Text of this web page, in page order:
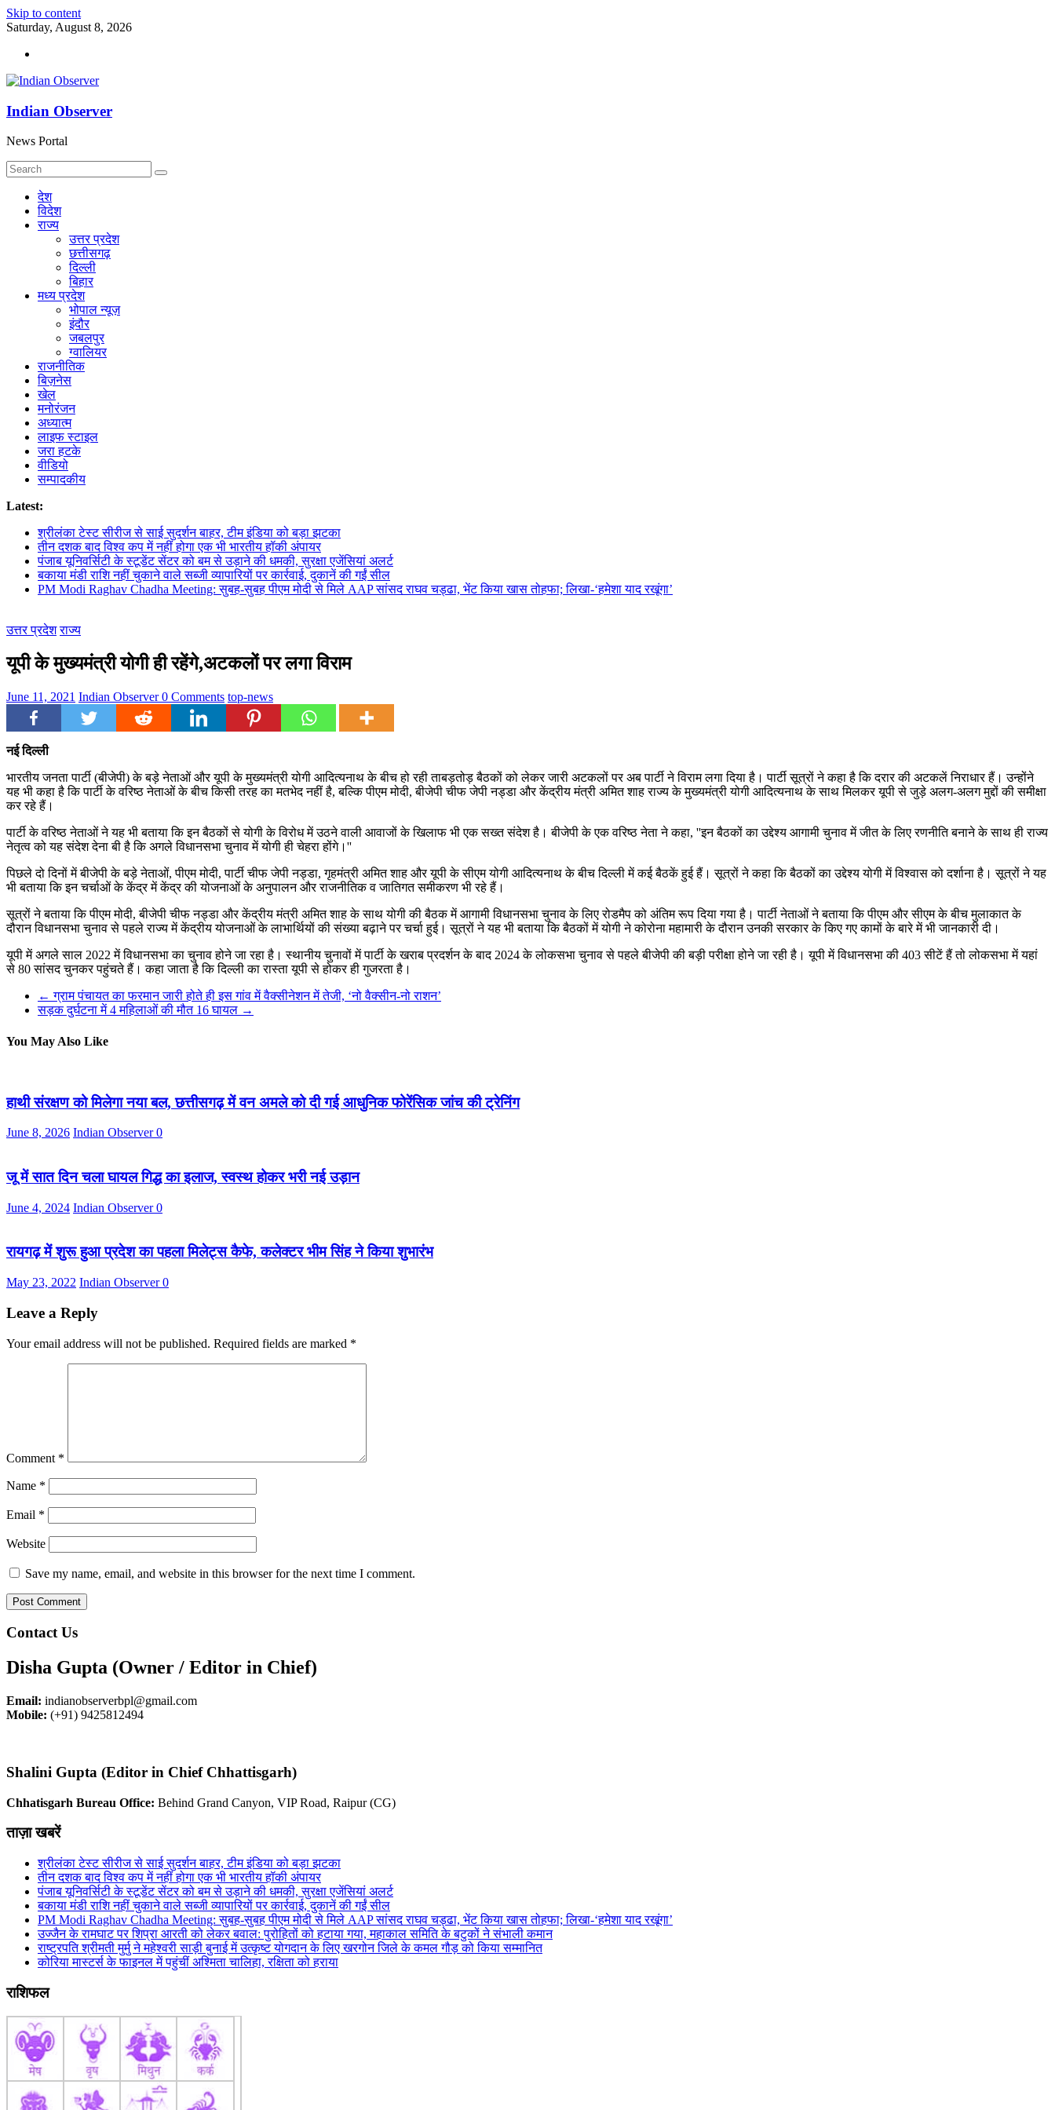
Skip to content
Saturday, August 8, 2026
Indian Observer
News Portal
देश
विदेश
राज्य
उत्तर प्रदेश
छत्तीसगढ़
दिल्ली
बिहार
मध्य प्रदेश
भोपाल न्यूज़
इंदौर
जबलपुर
ग्वालियर
राजनीतिक
बिज़नेस
खेल
मनोरंजन
अध्यात्म
लाइफ स्टाइल
जरा हटके
वीडियो
सम्पादकीय
Latest:
श्रीलंका टेस्ट सीरीज से साई सुदर्शन बाहर, टीम इंडिया को बड़ा झटका
तीन दशक बाद विश्व कप में नहीं होगा एक भी भारतीय हॉकी अंपायर
पंजाब यूनिवर्सिटी के स्टूडेंट सेंटर को बम से उड़ाने की धमकी, सुरक्षा एजेंसियां अलर्ट
बकाया मंडी राशि नहीं चुकाने वाले सब्जी व्यापारियों पर कार्रवाई, दुकानें की गईं सील
PM Modi Raghav Chadha Meeting: सुबह-सुबह पीएम मोदी से मिले AAP सांसद राघव चड्ढा, भेंट किया खास तोहफा; लिखा-‘हमेशा याद रखूंगा’
उत्तर प्रदेश राज्य
यूपी के मुख्यमंत्री योगी ही रहेंगे,अटकलों पर लगा विराम
June 11, 2021 Indian Observer0 Comments top-news
नई दिल्ली
भारतीय जनता पार्टी (बीजेपी) के बड़े नेताओं और यूपी के मुख्यमंत्री योगी आदित्यनाथ के बीच हो रही ताबड़तोड़ बैठकों को लेकर जारी अटकलों पर अब पार्टी ने विराम लगा दिया है। पार्टी सूत्रों ने कहा है कि दरार की अटकलें निराधार हैं। उन्होंने
यह भी कहा है कि पार्टी के वरिष्ठ नेताओं के बीच किसी तरह का मतभेद नहीं है, बल्कि पीएम मोदी, बीजेपी चीफ जेपी नड्डा और केंद्रीय मंत्री अमित शाह राज्य के मुख्यमंत्री योगी आदित्यनाथ के साथ मिलकर यूपी से जुड़े अलग-अलग मुद्दों की समीक्षा
कर रहे हैं।
पार्टी के वरिष्ठ नेताओं ने यह भी बताया कि इन बैठकों से योगी के विरोध में उठने वाली आवाजों के खिलाफ भी एक सख्त संदेश है। बीजेपी के एक वरिष्ठ नेता ने कहा, ''इन बैठकों का उद्देश्य आगामी चुनाव में जीत के लिए रणनीति बनाने के साथ ही राज्य
नेतृत्व को यह संदेश देना बी है कि अगले विधानसभा चुनाव में योगी ही चेहरा होंगे।''
पिछले दो दिनों में बीजेपी के बड़े नेताओं, पीएम मोदी, पार्टी चीफ जेपी नड्डा, गृहमंत्री अमित शाह और यूपी के सीएम योगी आदित्यनाथ के बीच दिल्ली में कई बैठकें हुई हैं। सूत्रों ने कहा कि बैठकों का उद्देश्य योगी में विश्वास को दर्शाना है। सूत्रों ने यह
भी बताया कि इन चर्चाओं के केंद्र में केंद्र की योजनाओं के अनुपालन और राजनीतिक व जातिगत समीकरण भी रहे हैं।
सूत्रों ने बताया कि पीएम मोदी, बीजेपी चीफ नड्डा और केंद्रीय मंत्री अमित शाह के साथ योगी की बैठक में आगामी विधानसभा चुनाव के लिए रोडमैप को अंतिम रूप दिया गया है। पार्टी नेताओं ने बताया कि पीएम और सीएम के बीच मुलाकात के
दौरान विधानसभा चुनाव से पहले राज्य में केंद्रीय योजनाओं के लाभार्थियों की संख्या बढ़ाने पर चर्चा हुई। सूत्रों ने यह भी बताया कि बैठकों में योगी ने कोरोना महामारी के दौरान उनकी सरकार के किए गए कामों के बारे में भी जानकारी दी।
यूपी में अगले साल 2022 में विधानसभा का चुनाव होने जा रहा है। स्थानीय चुनावों में पार्टी के खराब प्रदर्शन के बाद 2024 के लोकसभा चुनाव से पहले बीजेपी की बड़ी परीक्षा होने जा रही है। यूपी में विधानसभा की 403 सीटें हैं तो लोकसभा में यहां
से 80 सांसद चुनकर पहुंचते हैं। कहा जाता है कि दिल्ली का रास्ता यूपी से होकर ही गुजरता है।
← ग्राम पंचायत का फरमान जारी होते ही इस गांव में वैक्सीनेशन में तेजी, ‘नो वैक्सीन-नो राशन’
सड़क दुर्घटना में 4 महिलाओं की मौत 16 घायल →
You May Also Like
हाथी संरक्षण को मिलेगा नया बल, छत्तीसगढ़ में वन अमले को दी गई आधुनिक फोरेंसिक जांच की ट्रेनिंग
June 8, 2026 Indian Observer0
जू में सात दिन चला घायल गिद्ध का इलाज, स्वस्थ होकर भरी नई उड़ान
June 4, 2024 Indian Observer0
रायगढ़ में शुरू हुआ प्रदेश का पहला मिलेट्स कैफे, कलेक्टर भीम सिंह ने किया शुभारंभ
May 23, 2022 Indian Observer0
Leave a Reply
Your email address will not be published. Required fields are marked *
Comment *
Name *
Email *
Website
Save my name, email, and website in this browser for the next time I comment.
Contact Us
Disha Gupta (Owner / Editor in Chief)
Email: indianobserverbpl@gmail.com
Mobile: (+91) 9425812494
Shalini Gupta (Editor in Chief Chhattisgarh)
Chhatisgarh Bureau Office: Behind Grand Canyon, VIP Road, Raipur (CG)
ताज़ा खबरें
श्रीलंका टेस्ट सीरीज से साई सुदर्शन बाहर, टीम इंडिया को बड़ा झटका
तीन दशक बाद विश्व कप में नहीं होगा एक भी भारतीय हॉकी अंपायर
पंजाब यूनिवर्सिटी के स्टूडेंट सेंटर को बम से उड़ाने की धमकी, सुरक्षा एजेंसियां अलर्ट
बकाया मंडी राशि नहीं चुकाने वाले सब्जी व्यापारियों पर कार्रवाई, दुकानें की गईं सील
PM Modi Raghav Chadha Meeting: सुबह-सुबह पीएम मोदी से मिले AAP सांसद राघव चड्ढा, भेंट किया खास तोहफा; लिखा-‘हमेशा याद रखूंगा’
उज्जैन के रामघाट पर शिप्रा आरती को लेकर बवाल: पुरोहितों को हटाया गया, महाकाल समिति के बटुकों ने संभाली कमान
राष्ट्रपति श्रीमती मुर्मु ने महेश्वरी साड़ी बुनाई में उत्कृष्ट योगदान के लिए खरगोन जिले के कमल गौड़ को किया सम्मानित
कोरिया मास्टर्स के फाइनल में पहुंचीं अश्मिता चालिहा, रक्षिता को हराया
राशिफल